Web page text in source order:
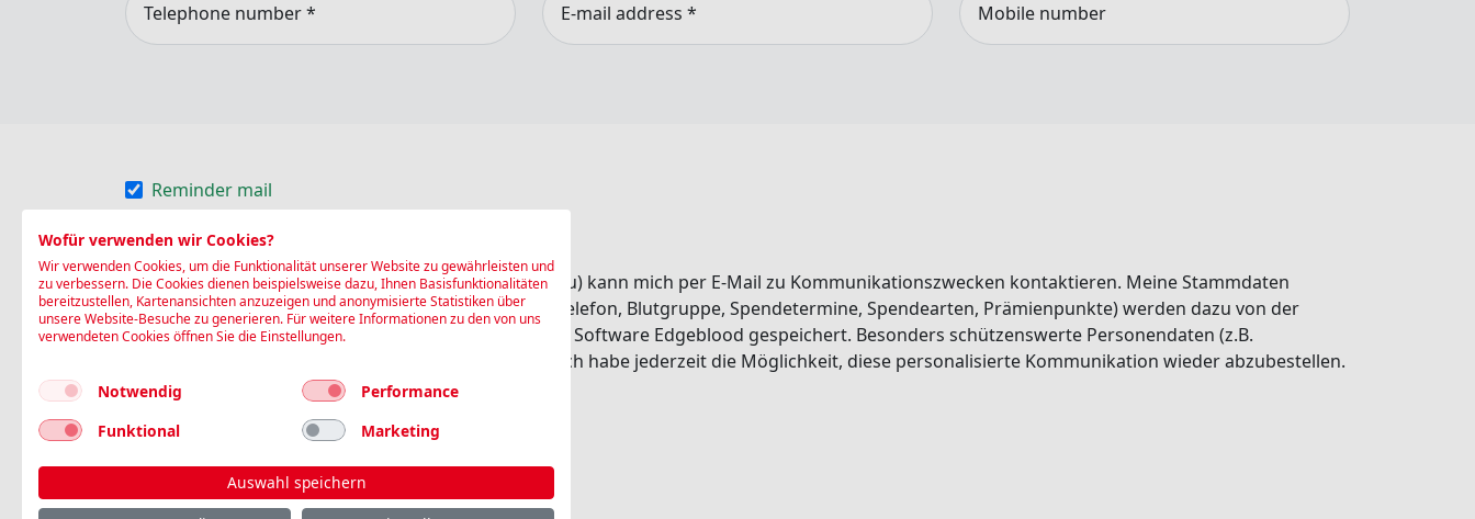
Telephone number* E-mail address * Mobile number
Reminder mail
Reminder-SMS
Die Blutspende SRK Nordwestschweiz (Standort Aarau) kann mich per E-Mail zu Kommunikationszwecken kontaktieren. Meine Stammdaten
(Name, Geschlecht, Geburtsdatum, Adresse, E-Mail, Telefon, Blutgruppe, Spendetermine, Spendearten, Prämienpunkte) werden dazu von der
Blutspende SRK Nordwestschweiz auf deren internen Software Edgeblood gespeichert. Besonders schützenswerte Personendaten (z.B.
Gesundheitsdaten) werden dabei nicht transferiert. Ich habe jederzeit die Möglichkeit, diese personalisierte Kommunikation wieder abzubestellen.
I agree
Book
Wofür verwenden wir Cookies?
Wir verwenden Cookies, um die Funktionalität unserer Website zu gewährleisten und
zu verbessern. Die Cookies dienen beispielsweise dazu, Ihnen Basisfunktionalitäten
bereitzustellen, Kartenansichten anzuzeigen und anonymisierte Statistiken über
unsere Website-Besuche zu generieren. Für weitere Informationen zu den von uns
verwendeten Cookies öffnen Sie die Einstellungen.
Notwendig
Performance
Funktional
Marketing
Auswahl speichern